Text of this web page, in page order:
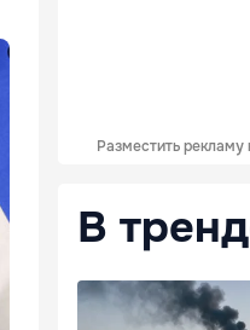
Разместить рекламу
В